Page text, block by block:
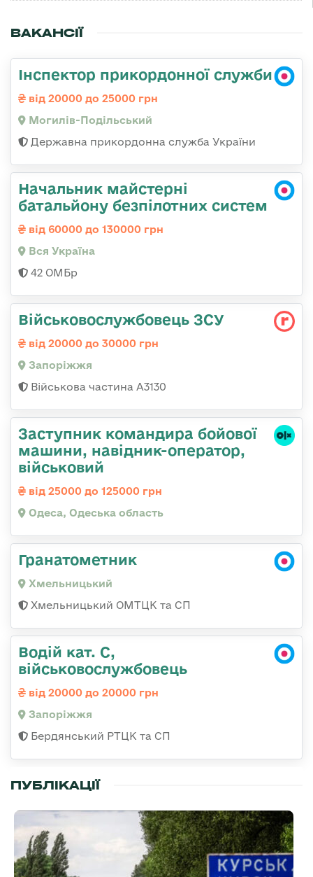
ВАКАНСІЇ
Інспектор прикордонної служби
від 20000 до 25000 грн
Могилів-Подільський
Державна прикордонна служба України
Начальник майстерні
батальйону безпілотних систем
від 60000 до 130000 грн
Вся Україна
42 ОМБр
Військовослужбовець ЗСУ
від 20000 до 30000 грн
Запоріжжя
Військова частина А3130
Заступник командиpа бойової
машини, навідник-оператор,
військовий
від 25000 до 125000 грн
Одеса, Одеська область
Гранатометник
Хмельницький
Хмельницький ОМТЦК та СП
Водій кат. С,
військовослужбовець
від 20000 до 20000 грн
Запоріжжя
Бердянський РТЦК та СП
ПУБЛІКАЦІЇ